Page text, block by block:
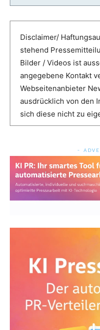
Disclaimer/
stehend
Bilder / Videos ist
angegebene Kontakt
Webseitenanbieter
ausdrücklich von den
sich diese nicht zu
-